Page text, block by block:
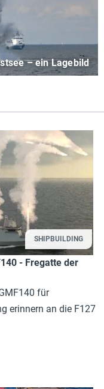
– ein Lagebild
SHIPBUILDING
- Fregatte der
für
erinnern an die F127